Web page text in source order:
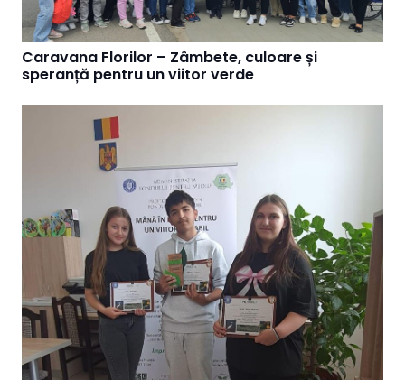
Caravana Florilor – Zâmbete, culoare și
speranță pentru un viitor verde